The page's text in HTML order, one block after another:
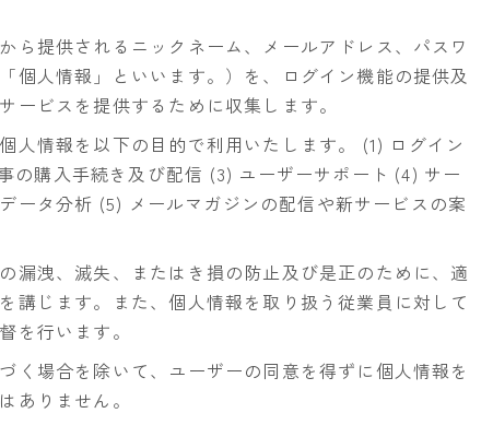
ら提供されるニックネーム、メールアドレス、パスワ
個人情報」といいます。）を、ログイン機能の提供及
ービスを提供するために収集します。
人情報を以下の目的で利用いたします。 (1) ログイン
の購入手続き及び配信 (3) ユーザーサポート (4) サー
ータ分析 (5) メールマガジンの配信や新サービスの案
漏洩、滅失、またはき損の防止及び是正のために、適
講じます。また、個人情報を取り扱う従業員に対して
を行います。
く場合を除いて、ユーザーの同意を得ずに個人情報を
ありません。